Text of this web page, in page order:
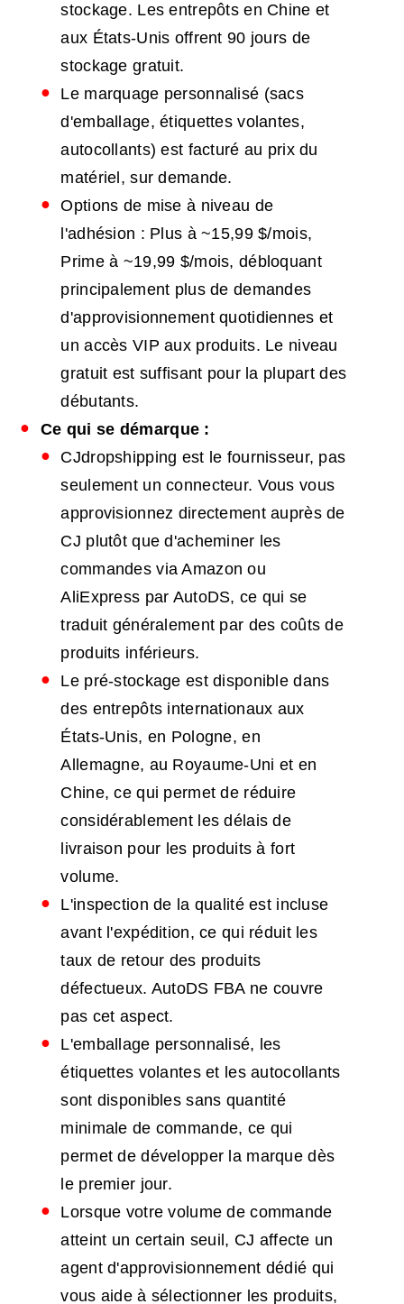
stockage. Les entrepôts en Chine et
aux États-Unis offrent 90 jours de
stockage gratuit.
Le marquage personnalisé (sacs
d'emballage, étiquettes volantes,
autocollants) est facturé au prix du
matériel, sur demande.
Options de mise à niveau de
l'adhésion : Plus à ~15,99 $/mois,
Prime à ~19,99 $/mois, débloquant
principalement plus de demandes
d'approvisionnement quotidiennes et
un accès VIP aux produits. Le niveau
gratuit est suffisant pour la plupart des
débutants.
Ce qui se démarque :
CJdropshipping est le fournisseur, pas
seulement un connecteur. Vous vous
approvisionnez directement auprès de
CJ plutôt que d'acheminer les
commandes via Amazon ou
AliExpress par AutoDS, ce qui se
traduit généralement par des coûts de
produits inférieurs.
Le pré-stockage est disponible dans
des entrepôts internationaux aux
États-Unis, en Pologne, en
Allemagne, au Royaume-Uni et en
Chine, ce qui permet de réduire
considérablement les délais de
livraison pour les produits à fort
volume.
L'inspection de la qualité est incluse
avant l'expédition, ce qui réduit les
taux de retour des produits
défectueux. AutoDS FBA ne couvre
pas cet aspect.
L'emballage personnalisé, les
étiquettes volantes et les autocollants
sont disponibles sans quantité
minimale de commande, ce qui
permet de développer la marque dès
le premier jour.
Lorsque votre volume de commande
atteint un certain seuil, CJ affecte un
agent d'approvisionnement dédié qui
vous aide à sélectionner les produits,